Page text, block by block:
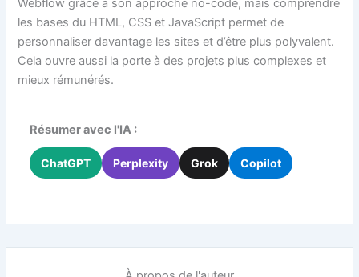
Webflow grâce à son approche no-code, mais comprendre
les bases du HTML, CSS et JavaScript permet de
personnaliser davantage les sites et d’être plus polyvalent.
Cela ouvre aussi la porte à des projets plus complexes et
mieux rémunérés.
Résumer avec l'IA :
ChatGPT Perplexity Grok Copilot